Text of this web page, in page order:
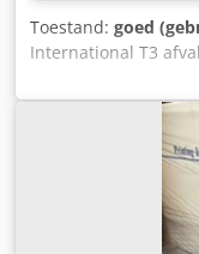
Toestand: goed
International T3